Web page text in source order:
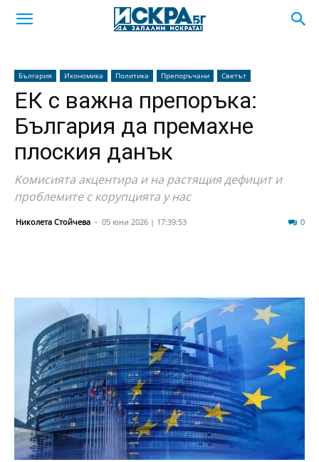
България Икономика Политика Препоръчани Светът
ЕК с важна препоръка:
България да премахне
плоския данък
Комисията акцентира и на растящия дефицит и
проблемите с корупцията у нас
Николета Стойчева - 05 юни 2026 | 17:39:53 0